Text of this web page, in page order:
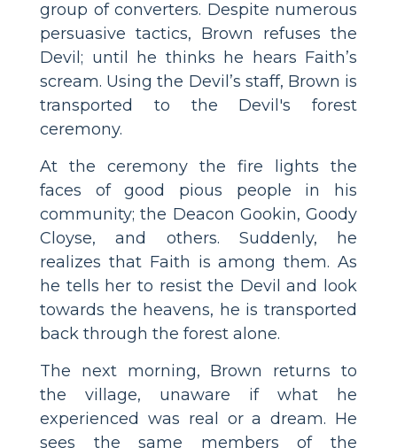
group of converters. Despite numerous
persuasive tactics, Brown refuses the
Devil; until he thinks he hears Faith’s
scream. Using the Devil’s staff, Brown is
transported to the Devil's forest
ceremony.
At the ceremony the fire lights the
faces of good pious people in his
community; the Deacon Gookin, Goody
Cloyse, and others. Suddenly, he
realizes that Faith is among them. As
he tells her to resist the Devil and look
towards the heavens, he is transported
back through the forest alone.
The next morning, Brown returns to
the village, unaware if what he
experienced was real or a dream. He
sees the same members of the